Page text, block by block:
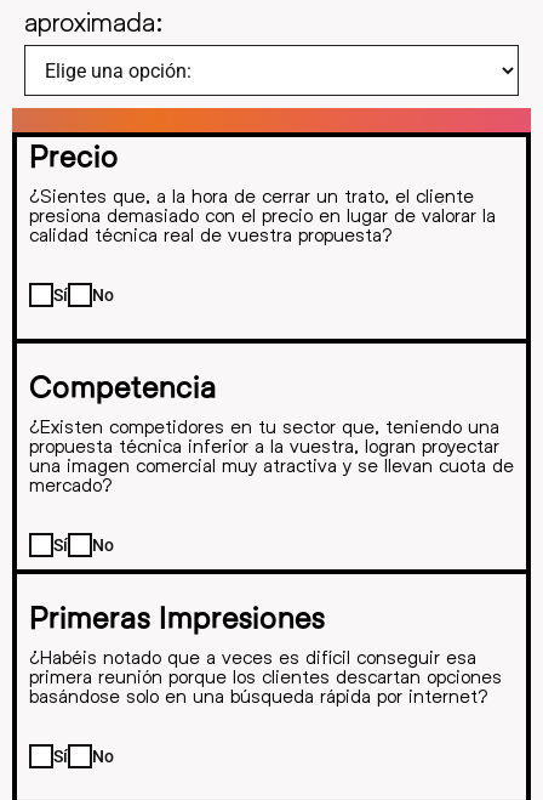
aproximada:
Precio
¿Sientes que, a la hora de cerrar un trato, el cliente
presiona demasiado con el precio en lugar de valorar la
calidad técnica real de vuestra propuesta?
Sí No
Competencia
¿Existen competidores en tu sector que, teniendo una
propuesta técnica inferior a la vuestra, logran proyectar
una imagen comercial muy atractiva y se llevan cuota de
mercado?
Sí No
Primeras Impresiones
¿Habéis notado que a veces es difícil conseguir esa
primera reunión porque los clientes descartan opciones
basándose solo en una búsqueda rápida por internet?
Sí No